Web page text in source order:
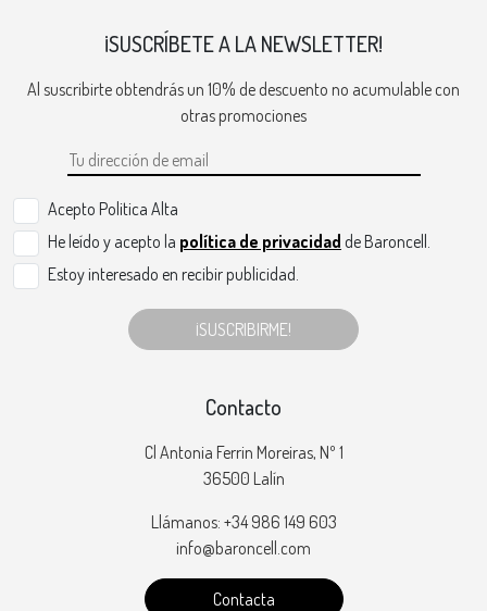
¡SUSCRÍBETE A LA NEWSLETTER!
Al suscribirte obtendrás un 10% de descuento no acumulable con
otras promociones
Acepto Politica Alta
He leído y acepto la política de privacidad de Baroncell.
Estoy interesado en recibir publicidad.
¡SUSCRIBIRME!
Contacto
Cl Antonia Ferrin Moreiras, Nº 1
36500 Lalín
Llámanos: +34 986 149 603
info@baroncell.com
Contacta